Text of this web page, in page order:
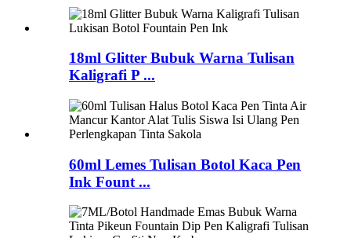
18ml Glitter Bubuk Warna Tulisan
Kaligrafi P ...
60ml Lemes Tulisan Botol Kaca Pen
Ink Fount ...